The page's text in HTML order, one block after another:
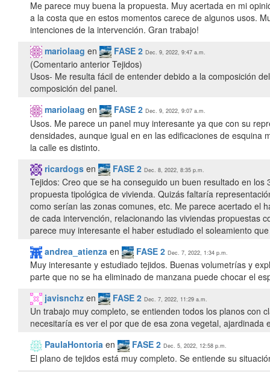
Me parece muy buena la propuesta. Muy acertada en mi
a la costa que en estos momentos carece de algunos usos.
intenciones de la intervención. Gran trabajo!
mariolaag en FASE 2 Dec. 9, 2022, 9:47 a.m.
(Comentario anterior Tejidos)
Usos- Me resulta fácil de entender debido a la composición
composición del panel.
mariolaag en FASE 2 Dec. 9, 2022, 9:07 a.m.
Usos. Me parece un panel muy interesante ya que con su
densidades, aunque igual en en las edificaciones de
la calle es distinto.
ricardogs en FASE 2 Dec. 8, 2022, 8:35 p.m.
Tejidos: Creo que se ha conseguido un buen resultado en
propuesta tipológica de vivienda. Quizás faltaría
como serían las zonas comunes, etc. Me parece acertado el
de cada intervención, relacionando las viviendas propuestas
parece muy interesante el haber estudiado el soleamiento
andrea_atienza en FASE 2 Dec. 7, 2022, 1:34 p.m.
Muy interesante y estudiado tejidos. Buenas volumetrías y
parte que no se ha eliminado de manzana puede chocar el
javisnchz en FASE 2 Dec. 7, 2022, 11:29 a.m.
Un trabajo muy completo, se entienden todos los planos con
necesitaría es ver el por que de esa zona vegetal, ajardinada
PaulaHontoria en FASE 2 Dec. 5, 2022, 12:58 p.m.
El plano de tejidos está muy completo. Se entiende su